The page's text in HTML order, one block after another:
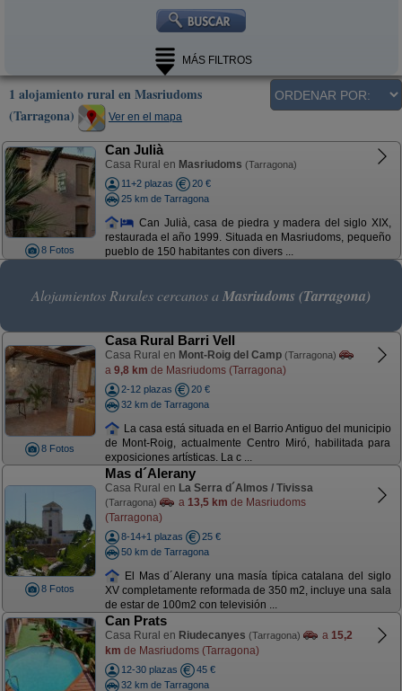
MÁS FILTROS
1 alojamiento rural en Masriudoms
(Tarragona)
Ver en el mapa
8 Fotos
Can Julià
Casa Rural en Masriudoms (Tarragona)
11+2 plazas
20 €
25 km de Tarragona
Can Julià, casa de piedra y madera del siglo XIX,
restaurada el año 1999. Situada en Masriudoms, pequeño
pueblo de 150 habitantes con divers ...
Alojamientos Rurales cercanos a Masriudoms (Tarragona)
8 Fotos
Casa Rural Barri Vell
Casa Rural en Mont-Roig del Camp (Tarragona)
a 9,8 km de Masriudoms (Tarragona)
2-12 plazas
20 €
32 km de Tarragona
La casa está situada en el Barrio Antiguo del municipio
de Mont-Roig, actualmente Centro Miró, habilitada para
exposiciones artísticas. La c ...
8 Fotos
Mas d´Alerany
Casa Rural en La Serra d´Almos / Tivissa
(Tarragona) a 13,5 km de Masriudoms
(Tarragona)
8-14+1 plazas
25 €
50 km de Tarragona
El Mas d´Alerany una masía típica catalana del siglo
XV completamente reformada de 350 m2, incluye una sala
de estar de 100m2 con televisión ...
Can Prats
Casa Rural en Riudecanyes (Tarragona) a 15,2
km de Masriudoms (Tarragona)
12-30 plazas
45 €
32 km de Tarragona